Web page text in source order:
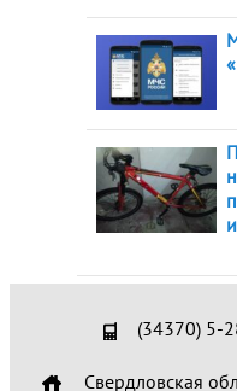
(34370) 5-
Свердловская